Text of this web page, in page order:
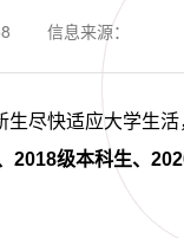
信息来源：
尽快适应大学生
2018级本科生、